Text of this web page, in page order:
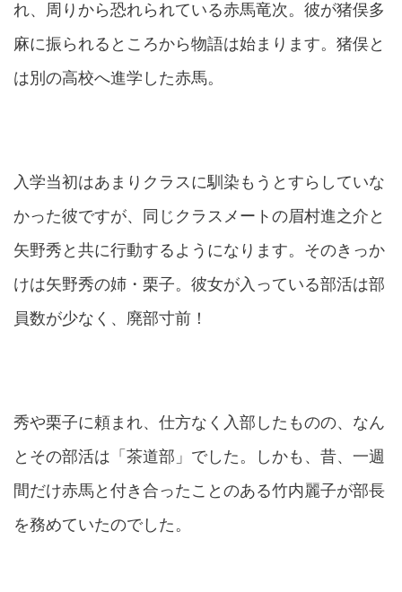
れ、周りから恐れられている赤馬竜次。彼が猪俣多
麻に振られるところから物語は始まります。猪俣と
は別の高校へ進学した赤馬。
入学当初はあまりクラスに馴染もうとすらしていな
かった彼ですが、同じクラスメートの眉村進之介と
矢野秀と共に行動するようになります。そのきっか
けは矢野秀の姉・栗子。彼女が入っている部活は部
員数が少なく、廃部寸前！
秀や栗子に頼まれ、仕方なく入部したものの、なん
とその部活は「茶道部」でした。しかも、昔、一週
間だけ赤馬と付き合ったことのある竹内麗子が部長
を務めていたのでした。